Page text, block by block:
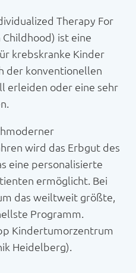
Therapy For
Childhood) ist eine
krebskranke Kinder
der konventionellen
erleiden oder eine sehr
wird das Erbgut des
eine personalisierte
ermöglicht. Bei
das weiltweit größte,
Programm.
Kindertumorzentrum
Heidelberg).